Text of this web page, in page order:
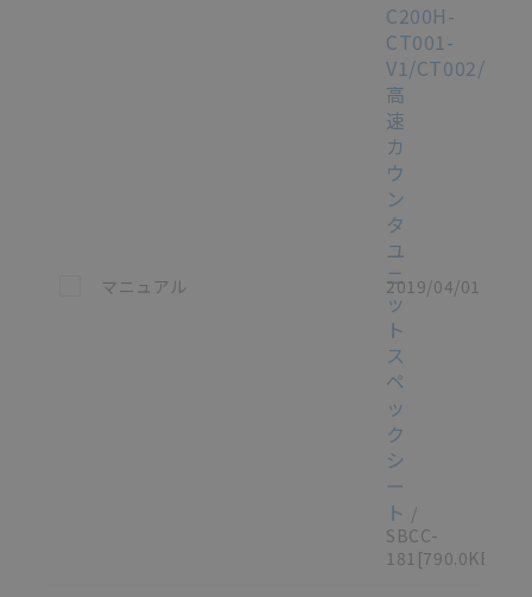
この資料を選択
マニュアル
C200H-
CT001-
V1/CT002/
高
速
カ
ウ
ン
タ
ユ
ニ
ッ
ト
ス
ペ
ッ
ク
シ
ー
ト /
SBCC-
181 [790.0KB]
2019/04/01